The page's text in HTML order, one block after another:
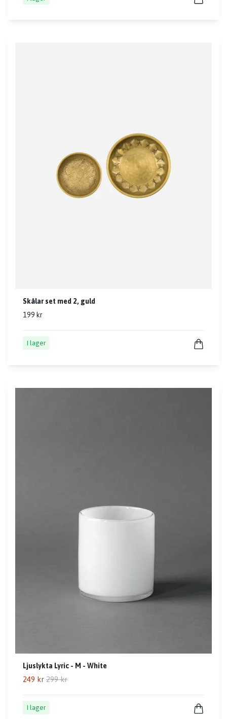
Skålar set med 2, guld
199 kr
I lager
Ljuslykta Lyric - M - White
249 kr 299 kr
I lager